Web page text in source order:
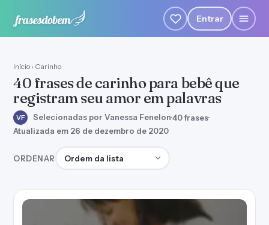
Entrar
Início › Carinho
40 frases de carinho para bebê que
registram seu amor em palavras
VF Selecionadas por Vanessa Fenelon·40 frases·
Atualizada em 26 de dezembro de 2020
ORDENAR Ordenar frases